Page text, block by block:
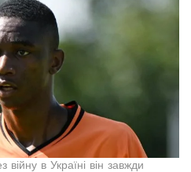
в Україні він завжди